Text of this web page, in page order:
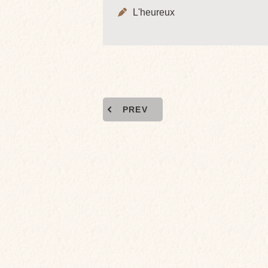
L'heureux
PREV